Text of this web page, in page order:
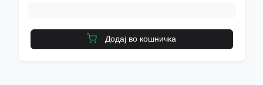
Додај во кошничка